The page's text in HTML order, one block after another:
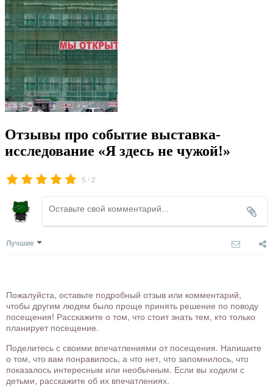
Отзывы про событие выставка-
исследование «Я здесь не чужой!»
5 /2
Лучшие
Пожалуйста, оставьте подробный отзыв или комментарий,
чтобы другим людям было проще принять решение по поводу
посещения! Расскажите о том, что стоит знать тем, кто только
планирует посещение.
Поделитесь с своими впечатлениями от посещения. Напишите
о том, что вам понравилось, а что нет, что запомнилось, что
показалось интересным или необычным. Если вы ходили с
детьми, расскажите об их впечатлениях.